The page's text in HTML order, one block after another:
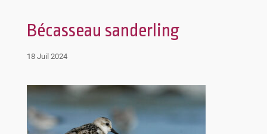
Bécasseau sanderling
18 Juil 2024